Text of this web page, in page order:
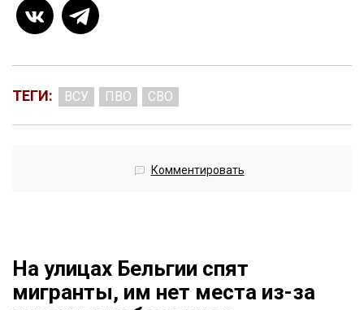
ТЕГИ: ВСУ ПВО СВО
Комментировать
На улицах Бельгии спят
мигранты, им нет места из-за